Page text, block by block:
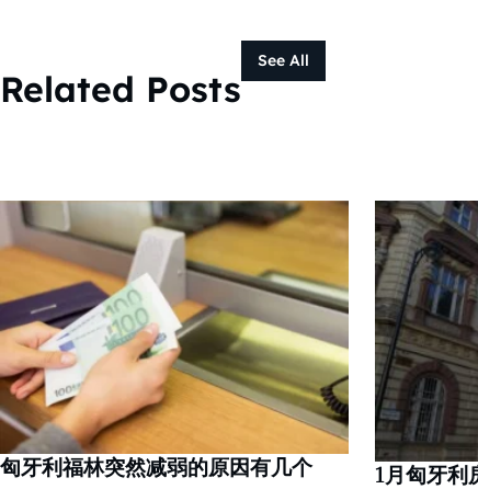
Related Posts
See All
匈牙利福林突然减弱的原因有几个
1月匈牙利